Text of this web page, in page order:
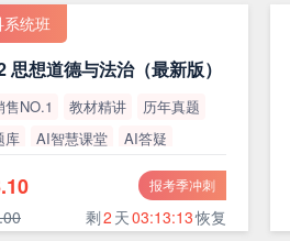
系统班
思想道德与法治（最新版）
售NO.1 教材精讲
历年真题
库
AI智慧课堂
AI答疑
报考季冲刺
剩2 天03:13:12恢复